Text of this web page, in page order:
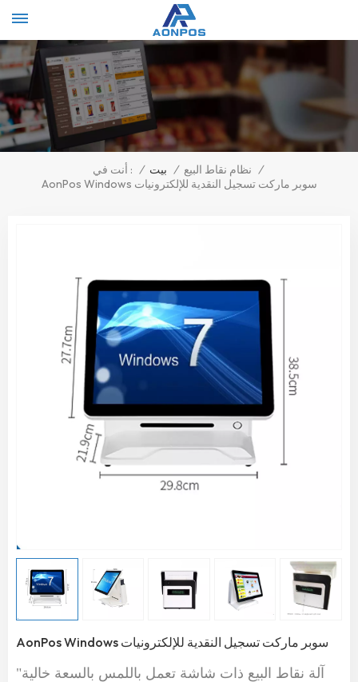
أنت في : / بيت / نظام نقاط البيع /
AonPos Windows سوبر ماركت تسجيل النقدية للإلكترونيات
AonPos Windows سوبر ماركت تسجيل النقدية للإلكترونيات
"آلة نقاط البيع ذات شاشة تعمل باللمس بالسعة خالية